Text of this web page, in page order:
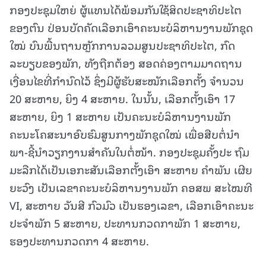
ກອງປະຊຸມໃຫຍ່ ຜູ້ແທນໄດ້ພ້ອມກັນໃຊ້ສິດປະຊາທິປະໄຕ
ຂອງຕົນ ປ່ອນບັດຄັດເລືອກເອົາຄະນະບໍລິຫານງານພັກຊຸດ
ໃໝ່ ບົນພື້ນຖານຫຼັກການລວມສູນປະຊາທິປະໄຕ, ກົດ
ລະບຽບຂອງພັກ, ທັງຖືກຕ້ອງ ສອດຄ່ອງຕາມມາດຖານ
ເງື່ອນໄຂທີ່ກຳນົດໄວ້ ຊຶ່ງມີຜູ້ຮັບສະໝັກເລືອກຕັ້ງ ຈຳນວນ
20 ສະຫາຍ, ຍິງ 4 ສະຫາຍ. ໃນນັ້ນ, ເລືອກຕັ້ງເອົາ 17
ສະຫາຍ, ຍິງ 1 ສະຫາຍ ເປັນຄະນະບໍລິຫານງານພັກ
ຄະນະໂຄສະນາອົບຮົມສູນກາງພັກຊຸດໃໝ່ ເພື່ອສືບຕໍ່ນໍາ
ພາ-ຊີ້ນໍາວຽກງານສໍາຄັນໃນຕໍ່ໜ້າ. ກອງປະຊຸມຄັ້ງປະ ຖົມ
ມະລືກໄດ້ເປັນເອກະສັນເລືອກຕັ້ງເອົາ ສະຫາຍ ຄໍາພັນ ເຜີຍ
ຍະວົງ ເປັນເລຂາຄະນະບໍລິຫານງານພັກ ຄອສພ ສະໄໝທີ
VI, ສະຫາຍ ວັນສີ ກົວມົວ ເປັນຮອງເລຂາ, ເລືອກເອົາຄະນະ
ປະຈໍາພັກ 5 ສະຫາຍ, ປະທານກວດກາພັກ 1 ສະຫາຍ,
ຮອງປະທານກວດກາ 4 ສະຫາຍ.